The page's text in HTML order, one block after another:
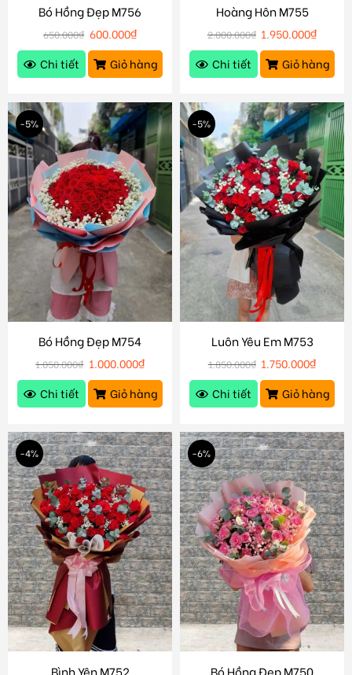
Bó Hồng Đẹp M756
650.000₫ 600.000₫
Chi tiết
Giỏ hàng
Hoàng Hôn M755
2.000.000₫ 1.950.000₫
Chi tiết
Giỏ hàng
-5%
Bó Hồng Đẹp M754
1.050.000₫ 1.000.000₫
Chi tiết
Giỏ hàng
-5%
Luôn Yêu Em M753
1.850.000₫ 1.750.000₫
Chi tiết
Giỏ hàng
-4%
Bình Yên M752
-6%
Bó Hồng Đẹp M750